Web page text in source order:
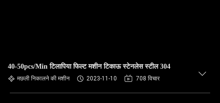
40-50pcs/Min टिलापिया फिल्ट मशीन टिकाऊ स्टेनलेस स्टील 304
मछली निकालने की मशीन 2023-11-10 708 विचार